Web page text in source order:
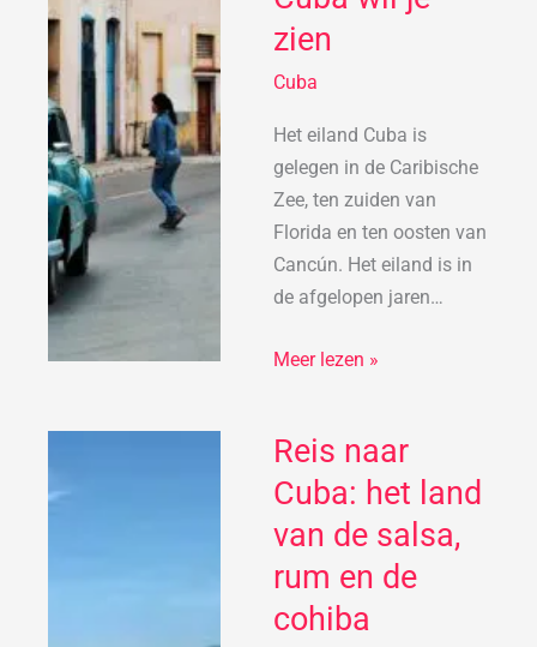
zien
Cuba
Het eiland Cuba is
gelegen in de Caribische
Zee, ten zuiden van
Florida en ten oosten van
Cancún. Het eiland is in
de afgelopen jaren…
je
Meer lezen »
Reis naar
Cuba: het land
van de salsa,
rum en de
cohiba
Reis
naar
Cuba: het
land
van
de